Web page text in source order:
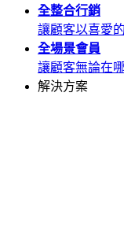
全整合行銷
讓顧客以喜愛
全場景會員
讓顧客無論在
解決方案